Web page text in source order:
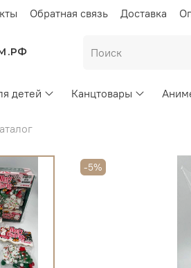
Обратная связь Доставка
детей Канцтовары
-5%